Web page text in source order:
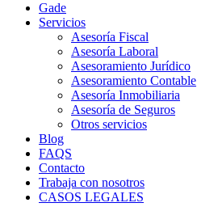
Gade
Servicios
Asesoría Fiscal
Asesoría Laboral
Asesoramiento Jurídico
Asesoramiento Contable
Asesoría Inmobiliaria
Asesoría de Seguros
Otros servicios
Blog
FAQS
Contacto
Trabaja con nosotros
CASOS LEGALES